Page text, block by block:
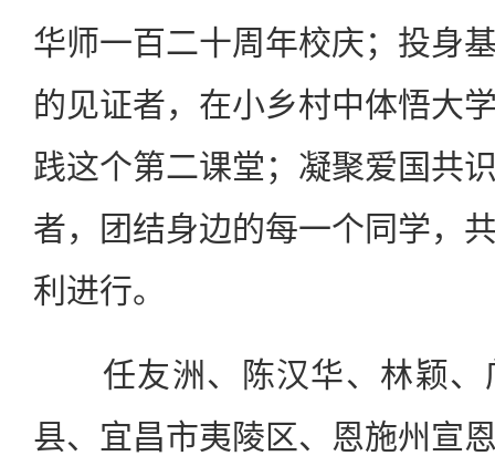
华师一百二十周年校庆；投身
的见证者，在小乡村中体悟大
践这个第二课堂；凝聚爱国共
者，团结身边的每一个同学，
利进行。
任友洲、陈汉华、林颖、
县、宜昌市夷陵区、恩施州宣